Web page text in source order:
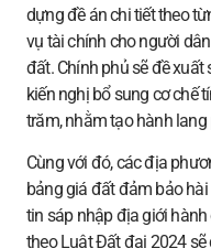
dựng đề án chi tiết theo
vụ tài chính cho người
đất. Chính phủ sẽ đề
kiến nghị bổ sung cơ chế
trăm, nhằm tạo hành
Cùng với đó, các địa
bảng giá đất đảm bảo
tin sáp nhập địa giới
theo Luật Đất đai 2024